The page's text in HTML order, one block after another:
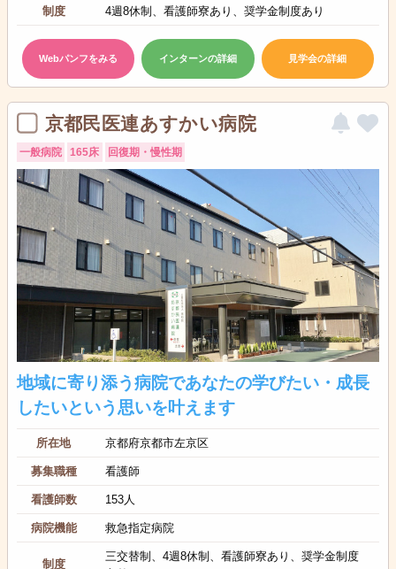
制度 4週8休制、看護師寮あり、奨学金制度あり
Webパンフをみる インターンの詳細 見学会の詳細
京都民医連あすかい病院
一般病院 165床 回復期・慢性期
地域に寄り添う病院であなたの学びたい・成長
したいという思いを叶えます
所在地 京都府京都市左京区
募集職種 看護師
看護師数 153人
病院機能 救急指定病院
制度
三交替制、4週8休制、看護師寮あり、奨学金制度